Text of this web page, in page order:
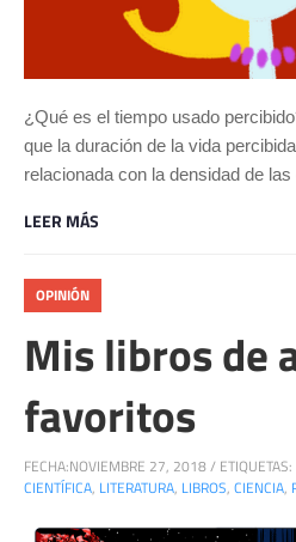
¿Qué es el tiempo usado
que la duración de la vida
relacionada con la densidad de
LEER MÁS
OPINIÓN
Mis libros de
favoritos
FECHA:NOVIEMBRE 27, 2018/ ETIQUETAS:
CIENTÍFICA, LITERATURA, LIBROS, CIENCIA,